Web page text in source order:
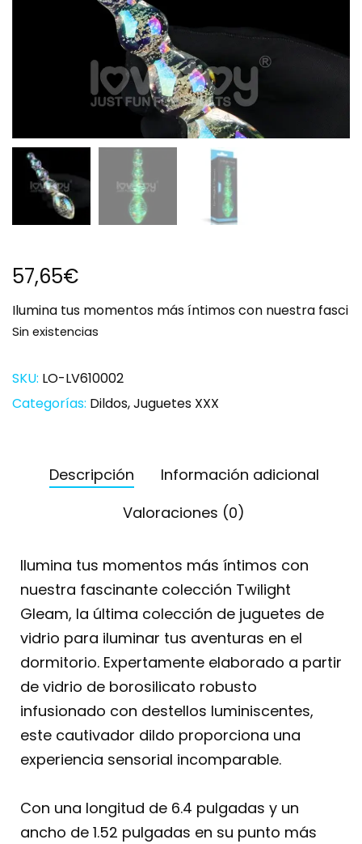
57,65€
Ilumina tus momentos más íntimos con nuestra fasci
Sin existencias
SKU: LO-LV610002
Categorías: Dildos,Juguetes XXX
Descripción
Información adicional
Valoraciones (0)
Ilumina tus momentos más íntimos con
nuestra fascinante colección Twilight
Gleam, la última colección de juguetes de
vidrio para iluminar tus aventuras en el
dormitorio. Expertamente elaborado a partir
de vidrio de borosilicato robusto
infusionado con destellos luminiscentes,
este cautivador dildo proporciona una
experiencia sensorial incomparable.
Con una longitud de 6.4 pulgadas y un
ancho de 1.52 pulgadas en su punto más